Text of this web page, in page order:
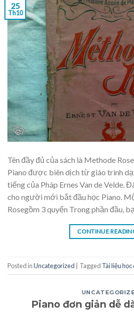
25
Th10
Tên đầy đủ của sách là Methode
Piano được biên dịch từ giáo trình
tiếng của Pháp Ernes Van de Velde.
cho người mới bắt đầu học Piano.
Rosegồm 3 quyển Trong phần đầu,
CONTINUE
Posted inUncategorized Tagged Tài liệu
Piano đơn giản dễ